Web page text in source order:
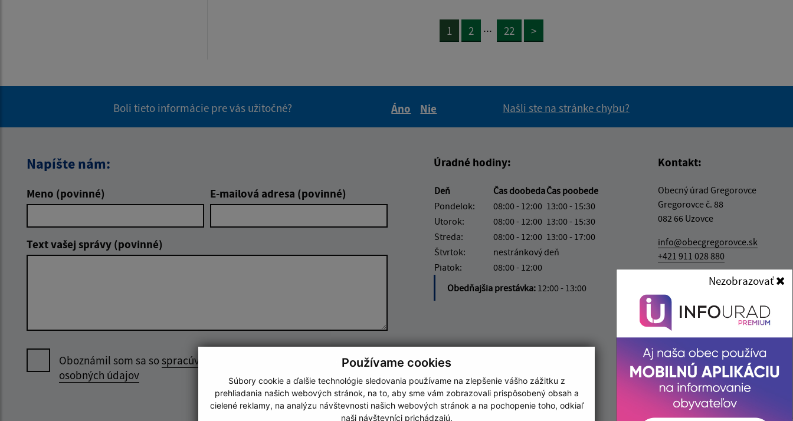
Používame cookies
Súbory cookie a ďalšie technológie sledovania používame na zlepšenie vášho zážitku z
prehliadania našich webových stránok, na to, aby sme vám zobrazovali prispôsobený obsah a
cielené reklamy, na analýzu návštevnosti našich webových stránok a na pochopenie toho, odkiaľ
naši návštevníci prichádzajú.
Nezobrazovať
1 2 ... 22 >
Boli tieto informácie pre vás užitočné?
Áno
Nie
Našli ste na stránke chybu?
Napíšte nám:
Meno (povinné) E-mailová adresa (povinné)
Text vašej správy (povinné)
Oboznámil som sa sospracúvaním
osobných údajov
Google reCaptcha Response
Odoslať správu
Úradné hodiny:
Deň Čas doobedaČas poobede
Pondelok:
08:00 - 12:00 13:00 - 15:30
Utorok:
08:00 - 12:00 13:00 - 15:30
Streda:
08:00 - 12:00 13:00 - 17:00
Štvrtok:
nestránkový deň
Piatok:
08:00 - 12:00
Obedňajšia prestávka: 12:00 - 13:00
Kontakt:
Obecný úrad Gregorovce
Gregorovce č. 88
082 66 Uzovce
info@obecgregorovce.sk
+421 911 028 880
IČO: 00327051